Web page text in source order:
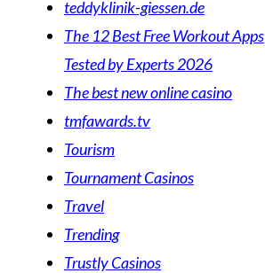
teddyklinik-giessen.de
The 12 Best Free Workout Apps
Tested by Experts 2026
The best new online casino
tmfawards.tv
Tourism
Tournament Casinos
Travel
Trending
Trustly Casinos